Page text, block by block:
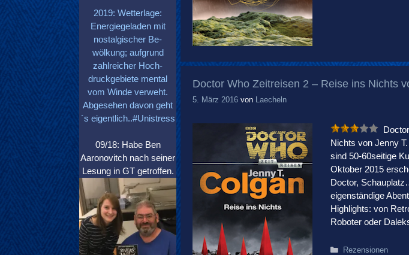
Doctor Who Zeitreisen 2 – Reise ins Nichts
5. März 2016 von Laecheln
Nichts von Jenny
sind 50-60seitige
Oktober 2015
Doctor,
eigenständige
Highlights: von
Roboter oder
Kategorien
Rezensionen
2019: Wetterlage:
Energiegeladen mit
nostalgischer Be-
wölkung; aufgrund
zahlreicher Hoch-
druckgebiete mental
vom Winde verweht.
Abgesehen davon geht
´s eigentlich..#Unistress
09/18: Habe Ben
Aaronovitch nach seiner
Lesung in GT getroffen.